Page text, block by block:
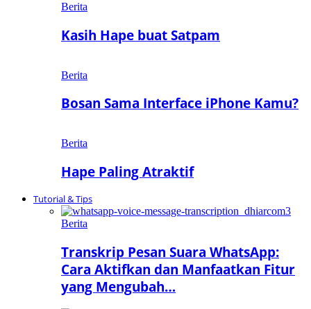
Berita
Kasih Hape buat Satpam
Berita
Bosan Sama Interface iPhone Kamu?
Berita
Hape Paling Atraktif
Tutorial & Tips
Berita
Transkrip Pesan Suara WhatsApp:
Cara Aktifkan dan Manfaatkan Fitur
yang Mengubah…